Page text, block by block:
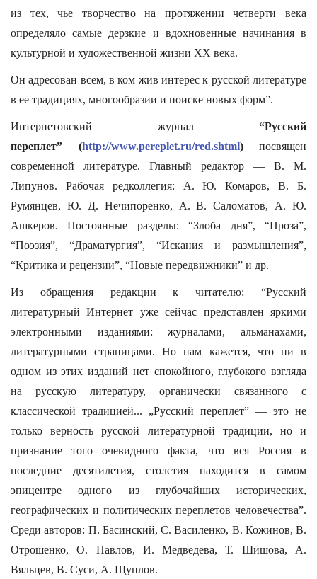
из тех, чье творчество на протяжении четверти века
определяло самые дерзкие и вдохновенные начинания в
культурной и художественной жизни XX века.
Он адресован всем, в ком жив интерес к русской литературе
в ее традициях, многообразии и поиске новых форм”.
Интернетовский журнал “Русский
переплет”
(http://www.pereplet.ru/red.shtml)посвящен
современной литературе. Главный редактор — В. М.
Липунов. Рабочая редколлегия: А. Ю. Комаров, В. Б.
Румянцев, Ю. Д. Нечипоренко, А. В. Саломатов, А. Ю.
Ашкеров. Постоянные разделы: “Злоба дня”, “Проза”,
“Поэзия”, “Драматургия”, “Искания и размышления”,
“Критика и рецензии”, “Новые передвижники” и др.
Из обращения редакции к читателю: “Русский
литературный Интернет уже сейчас представлен яркими
электронными изданиями: журналами, альманахами,
литературными страницами. Но нам кажется, что ни в
одном из этих изданий нет спокойного, глубокого взгляда
на русскую литературу, органически связанного с
классической традицией... „Русский переплет” — это не
только верность русской литературной традиции, но и
признание того очевидного факта, что вся Россия в
последние десятилетия, столетия находится в самом
эпицентре одного из глубочайших исторических,
географических и политических переплетов человечества”.
Среди авторов: П. Басинский, С. Василенко, В. Кожинов, В.
Отрошенко, О. Павлов, И. Медведева, Т. Шишова, А.
Вяльцев, В. Суси, А. Щуплов.